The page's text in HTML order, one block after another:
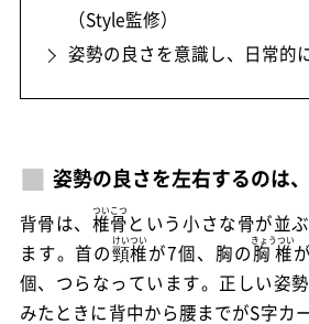
（Style監修）
姿勢の良さを意識し、日常的
姿勢の良さを左右するのは
背骨は、 椎骨
ついこつ
という小さな骨が並
ます。首の頸椎
けいつい
が7個、胸の 胸椎
きょうつい
個、つらなっています。正しい姿
みたときに背中から腰までがS字カ